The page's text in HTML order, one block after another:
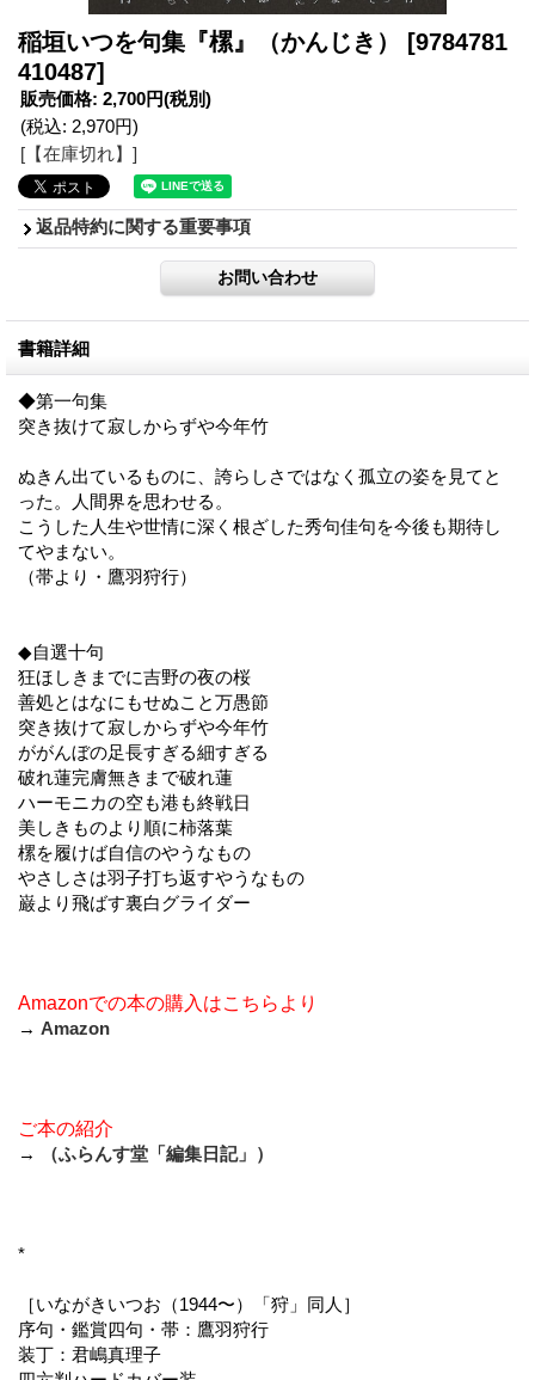
稲垣いつを句集『樏』（かんじき）
[9784781
410487]
販売価格: 2,700円(税別)
(税込: 2,970円)
[【在庫切れ】]
返品特約に関する重要事項
書籍詳細
◆第一句集
突き抜けて寂しからずや今年竹
ぬきん出ているものに、誇らしさではなく孤立の姿を見てと
った。人間界を思わせる。
こうした人生や世情に深く根ざした秀句佳句を今後も期待し
てやまない。
（帯より・鷹羽狩行）
◆自選十句
狂ほしきまでに吉野の夜の桜
善処とはなにもせぬこと万愚節
突き抜けて寂しからずや今年竹
ががんぼの足長すぎる細すぎる
破れ蓮完膚無きまで破れ蓮
ハーモニカの空も港も終戦日
美しきものより順に柿落葉
樏を履けば自信のやうなもの
やさしさは羽子打ち返すやうなもの
巌より飛ばす裏白グライダー
Amazonでの本の購入はこちらより
→ Amazon
ご本の紹介
→
（ふらんす堂「編集日記」）
*
［いながきいつお（1944〜）「狩」同人］
序句・鑑賞四句・帯：鷹羽狩行
装丁：君嶋真理子